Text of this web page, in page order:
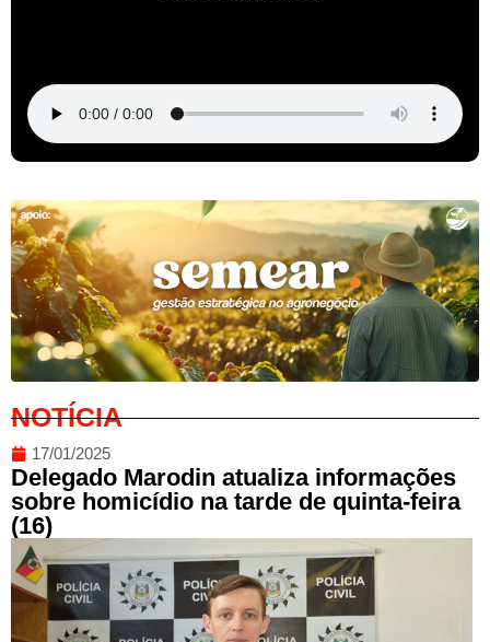
NOTÍCIA
17/01/2025
Delegado Marodin atualiza informações
sobre homicídio na tarde de quinta-feira
(16)